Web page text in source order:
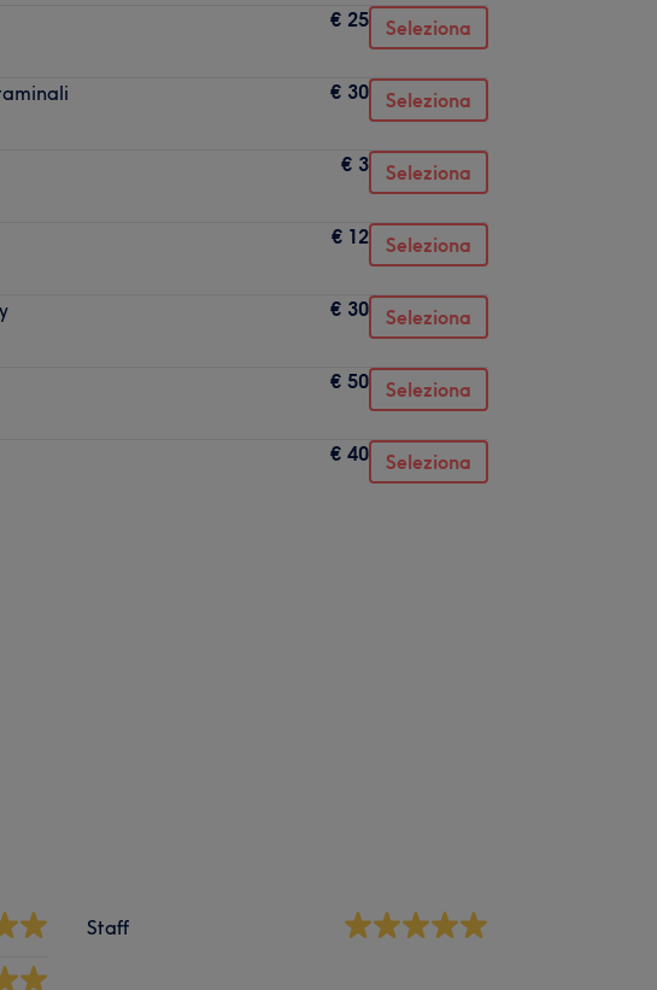
€ 25 Seleziona
€ 30 Seleziona
€ 3 Seleziona
€ 12 Seleziona
€ 30 Seleziona
€ 50 Seleziona
€ 40 Seleziona
Staff